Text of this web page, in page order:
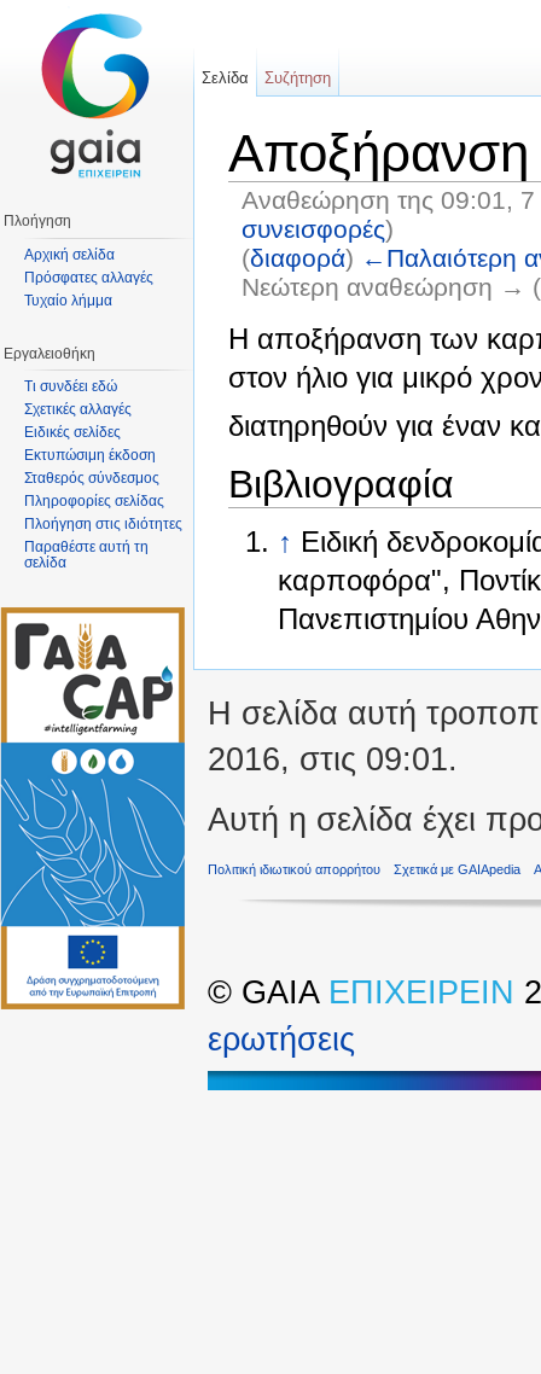
Αποξήρανση
Αναθεώρηση της 09:01,
συνεισφορές)
(διαφορά) ←Παλαιότερη
Νεώτερη αναθεώρηση →
Η αποξήρανση των
στον ήλιο για μικρό
διατηρηθούν για έναν
Βιβλιογραφία
↑ Ειδική
καρποφόρα",
Πανεπιστημίου
Σελίδα Συζήτηση
Πλοήγηση
Αρχική σελίδα
Πρόσφατες αλλαγές
Τυχαίο λήμμα
Εργαλειοθήκη
Τι συνδέει εδώ
Σχετικές αλλαγές
Ειδικές σελίδες
Εκτυπώσιμη έκδοση
Σταθερός σύνδεσμος
Πληροφορίες σελίδας
Πλοήγηση στις ιδιότητες
Παραθέστε αυτή τη
σελίδα
Η σελίδα αυτή
2016, στις 09:01.
Αυτή η σελίδα έχει
Πολιτική ιδιωτικού απορρήτου Σχετικά με GAIApedia
© GAIA ΕΠΙΧΕΙΡΕΙΝ
ερωτήσεις